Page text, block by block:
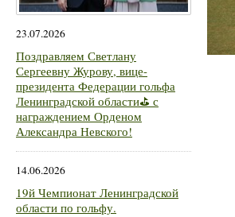
23.07.2026
Поздравляем Светлану
Сергеевну Журову, вице-
президента Федерации гольфа
Ленинградской области⛳ с
награждением Орденом
Александра Невского!
14.06.2026
19й Чемпионат Ленинградской
области по гольфу.